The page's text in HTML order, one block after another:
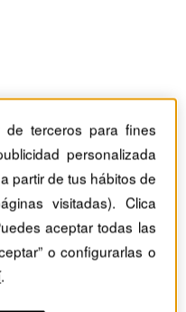
de terceros para fines
personalizada
partir de tus hábitos de
visitadas). Clica
aceptar todas las
o configurarlas o
.